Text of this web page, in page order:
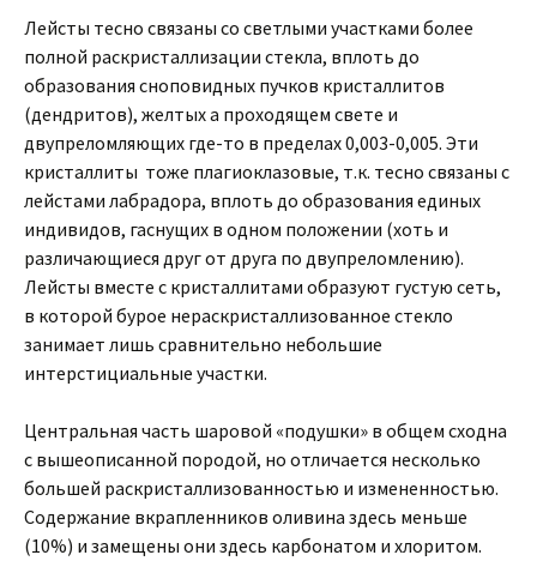
Лейсты тесно связаны со светлыми участками более
полной раскристаллизации стекла, вплоть до
образования сноповидных пучков кристаллитов
(дендритов), желтых а проходящем свете и
двупреломляющих где-то в пределах 0,003-0,005. Эти
кристаллиты тоже плагиоклазовые, т.к. тесно связаны с
лейстами лабрадора, вплоть до образования единых
индивидов, гаснущих в одном положении (хоть и
различающиеся друг от друга по двупреломлению).
Лейсты вместе с кристаллитами образуют густую сеть,
в которой бурое нераскристаллизованное стекло
занимает лишь сравнительно небольшие
интерстициальные участки.
Центральная часть шаровой «подушки» в общем сходна
с вышеописанной породой, но отличается несколько
большей раскристаллизованностью и измененностью.
Содержание вкрапленников оливина здесь меньше
(10%) и замещены они здесь карбонатом и хлоритом.